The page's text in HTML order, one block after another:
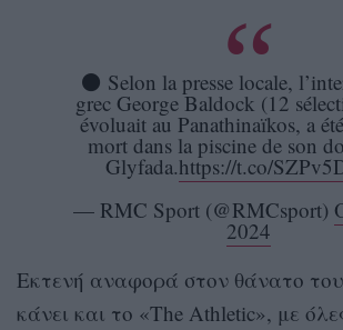
⚫️ Selon la presse locale,
grec George Baldock (12
évoluait au Panathinaïkos, a
mort dans la piscine de son
Glyfada.https://t.co/
— RMC Sport (@RMCsport)
2024
Εκτενή αναφορά στον θάνατο
κάνει και το «The Athletic», με